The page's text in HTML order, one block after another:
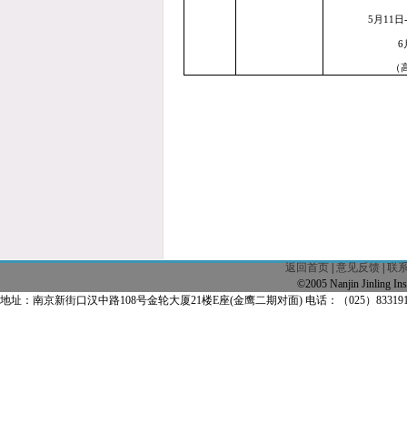
5 月11 日
6
（
返回首页 意见反馈
联
©2005 Nanjin Jinling
地址：南京新街口汉中路108号金轮大厦21楼E座(金鹰二期对面) 电话：（025）